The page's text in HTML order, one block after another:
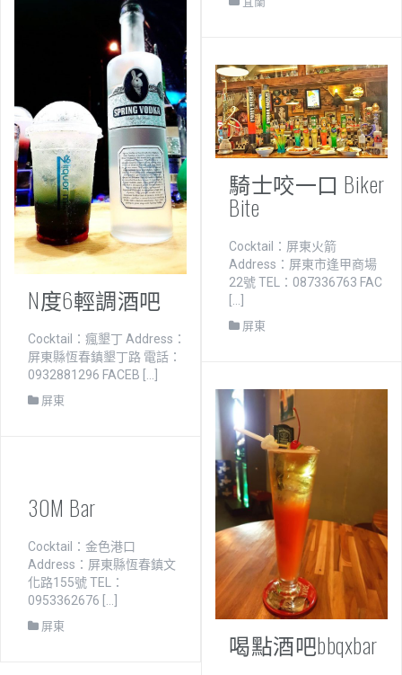
N度6輕調酒吧
Cocktail：瘋墾丁 Address：
屏東縣恆春鎮墾丁路 電話：
0932881296 FACEB […]
屏東
騎士咬一口 Biker
Bite
Cocktail：屏東火箭
Address：屏東市逢甲商場
22號 TEL：087336763 FAC
[…]
屏東
喝點酒吧bbqxbar
30M Bar
Cocktail：金色港口
Address：屏東縣恆春鎮文
化路155號 TEL：
0953362676 […]
屏東